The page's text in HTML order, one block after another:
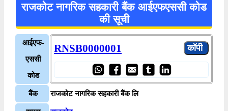
राजकोट नागरिक सहकारी बैंक आईएफएससी कोड
की सूची
आईएफ-
एससी
कोड
RNSB0000001
बैंक राजकोट नागरिक सहकारी बैंक लि